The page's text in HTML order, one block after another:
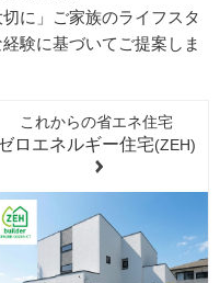
予定
に」ご家族のライフスタ
験に基づいてご提案しま
これからの省エネ住宅
ロエネルギー住宅(ZEH)